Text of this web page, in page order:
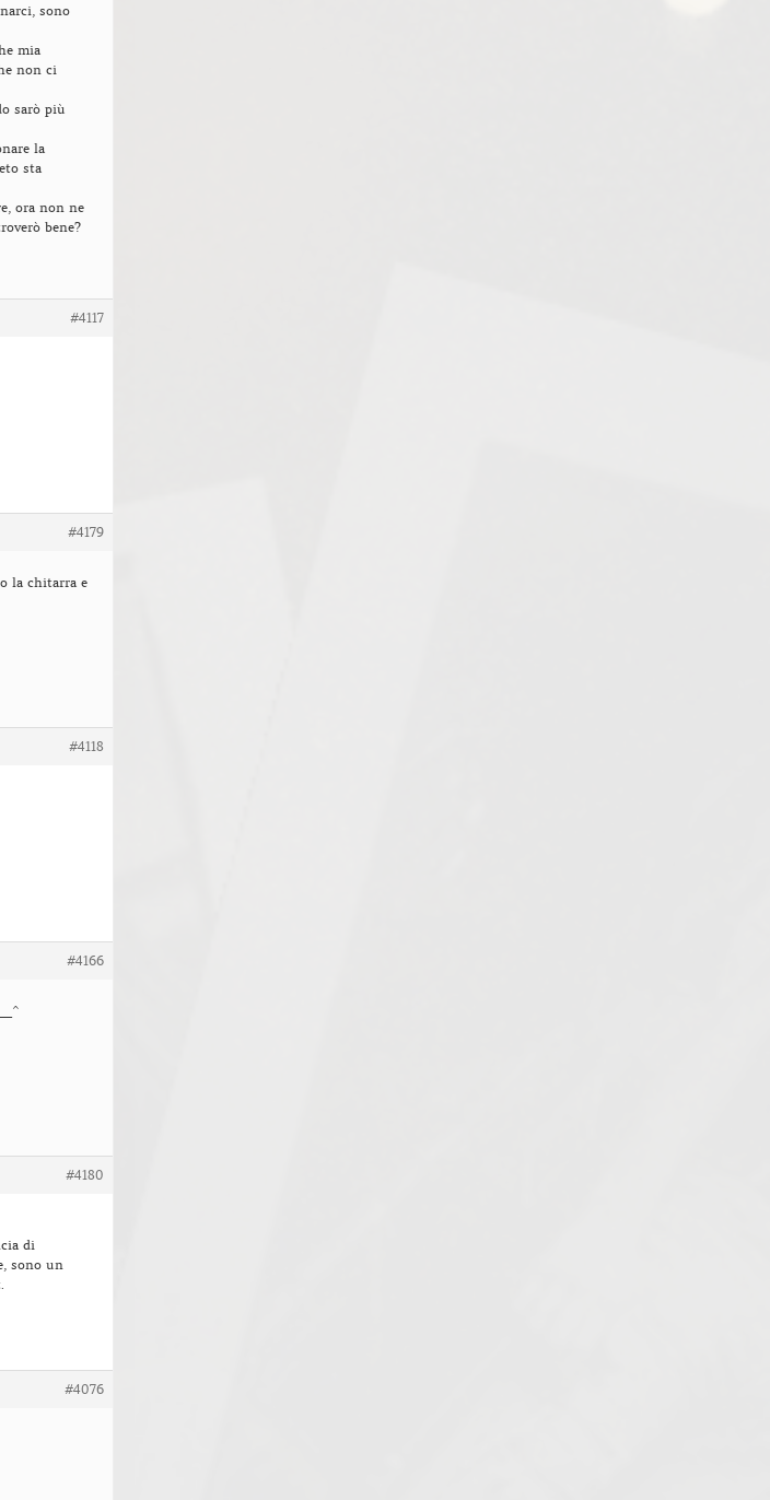
sono
mia
non ci
sarò più
la
sta
ora non ne
bene?
#4117
#4179
la chitarra e
#4118
#4166
#4180
di
sono un
#4076